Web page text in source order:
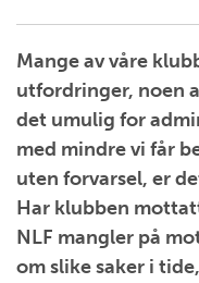
Mange av våre
utfordringer, noen
det umulig for
med mindre vi får
uten forvarsel, er
Har klubben
NLF mangler på
om slike saker i